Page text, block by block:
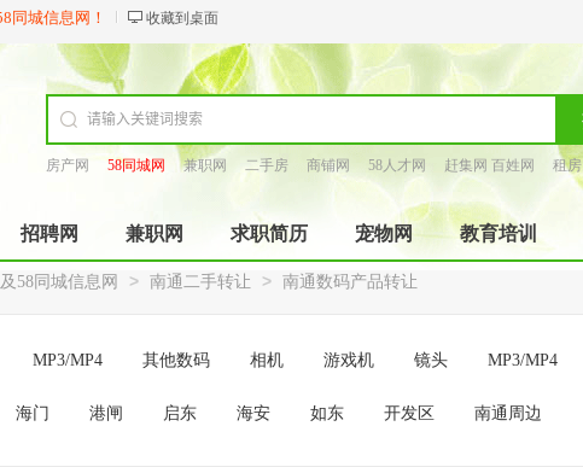
同城信息网！ 收藏到桌面
房产网
58同城网 兼职网 二手房 商铺网 58人才网 赶集网 百姓网 租房
招聘网 兼职网 求职简历 宠物网 教育培训
58同城信息网 > 南通二手转让 > 南通数码产品转让
MP3/MP4 其他数码 相机 游戏机 镜头 MP3/MP4
海门 港闸 启东 海安 如东 开发区 南通周边